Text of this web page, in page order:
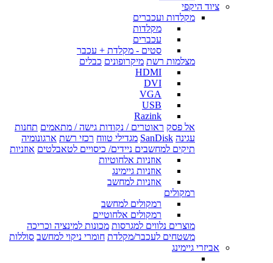
ציוד היקפי
מקלדות ועכברים
מקלדות
עכברים
סטים - מקלדת + עכבר
מצלמות רשת מיקרופונים כבלים
HDMI
DVI
VGA
USB
Razink
אל פסק ראוטרים / נקודות גישה / מתאמים תחנות
עגינה SanDisk מגדילי טווח רכזי רשת ארגונומיה
תיקים למחשבים ניידים/ כיסויים לטאבלטים אוזניות
אוזניות אלחוטיות
אוזניות גיימינג
אוזניות למחשב
רמקולים
רמקולים למחשב
רמקולים אלחוטיים
מוצרים נלווים למגרסות מכונות למינציה וכריכה
משטחים לעכבר/מקלדת חומרי ניקוי למחשב סוללות
אביזרי גיימינג